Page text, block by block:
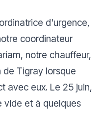
d'urgence,
coordinateur
notre chauffeur,
Tigray lorsque
avec eux. Le 25 juin,
vide et à quelques